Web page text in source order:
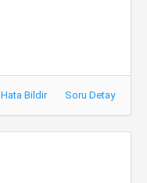
Hata Bildir Soru Detay